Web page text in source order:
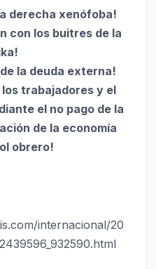
derecha xenófoba!
con los buitres de la
la deuda externa!
los trabajadores y el
el no pago de la
de la economía
obrero!
internacional/20